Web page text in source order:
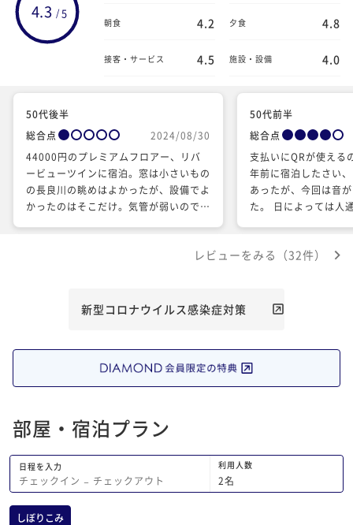
4.3 /5
朝食 4.2 夕食 4.8
接客・サービス 4.5 施設・設備 4.0
50代後半
総合点
2024/08/30
44000円のプレミアムフロアー、リバ
ービューツインに宿泊。窓は小さいもの
の長良川の眺めはよかったが、設備でよ
かったのはそこだけ。気管が弱いので空
いせいか、ややカビ臭く、滞在中喉の調
備がとにかく古い。 プレミアムフロア
るドリンク券のようなものをいただき一
回使ったが、これも価値を感じなかっ
概ねよかった。ただ、タクシーで到着時
にトランクの荷物を取ろうともせずにぼ
ーっとしているスタッフもいた。 総合
的には昨今の価格高騰を考慮しても
20000円〜25000円以上は払えない施
設との感想。今回は選択を誤った。
50代前半
総合点
支払いにQRが使える
年前に宿泊したさい
あったが、今回は音
た。 日によっては人
レビューをみる（32件）
新型コロナウイルス感染症対策
部屋・宿泊プラン
日程を入力
チェックイン − チェックアウト
利用人数
2名
しぼりこみ